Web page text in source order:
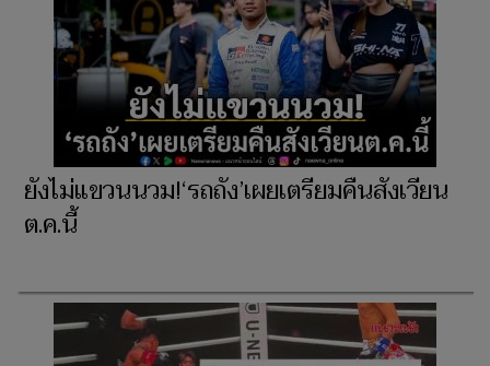
ยังไม่แขวนนวม!‘รถถัง’เผยเตรียมคืนสังเวียน
ต.ค.นี้